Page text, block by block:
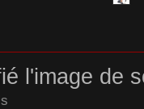
l'image de